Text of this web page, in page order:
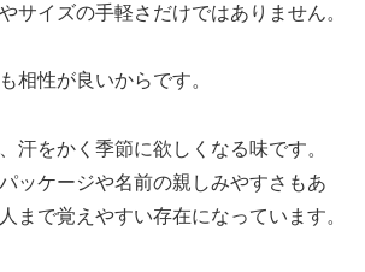
サイズの手軽さだけではありません。
相性が良いからです。
汗をかく季節に欲しくなる味です。
ッケージや名前の親しみやすさもあ
まで覚えやすい存在になっています。